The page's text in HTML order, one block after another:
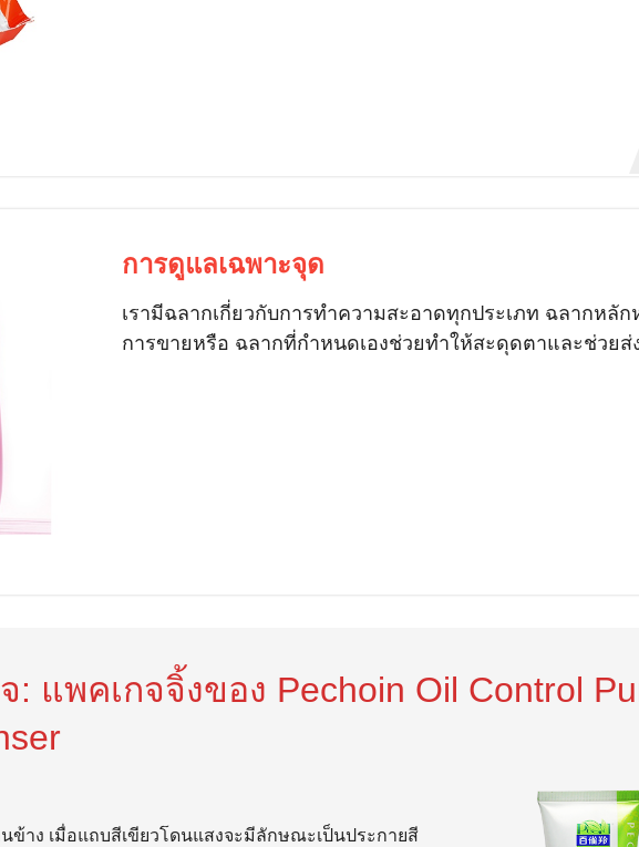
การดูแลเฉพาะจุด
เรามีฉลากเกี่ยวกับการทำความสะอาดทุกประเภท ฉลากหลัก
การขายหรือ ฉลากที่กำหนดเองช่วยทำให้สะดุดตาและช่วยส่
: แพคเกจจิ้งของ Pechoin Oil Control
ข้าง เมื่อแถบสีเขียวโดนแสงจะมีลักษณะเป็นประกายสี